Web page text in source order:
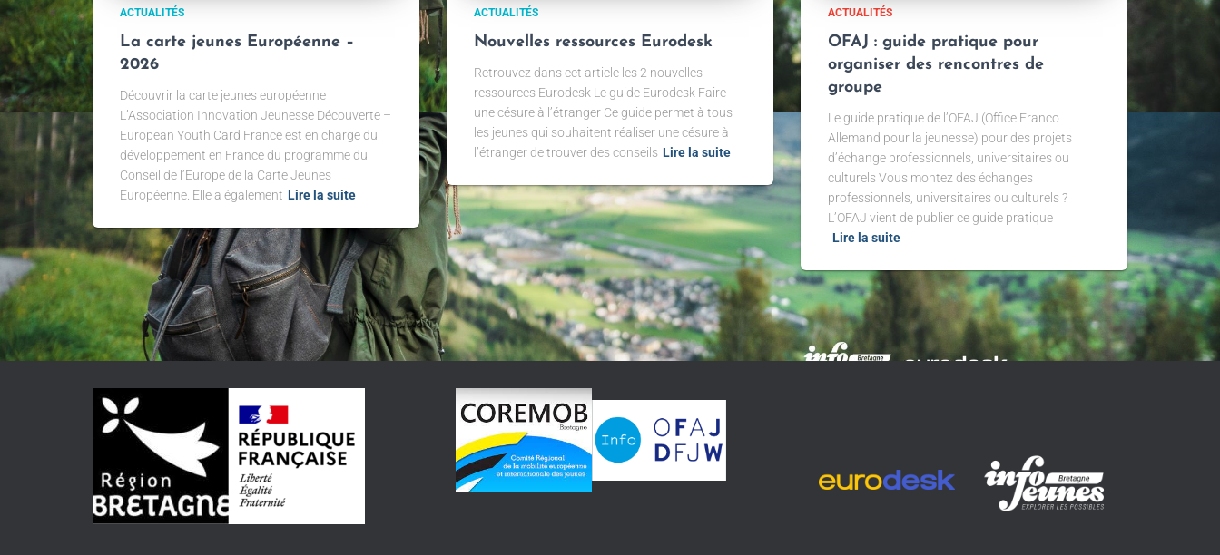
ACTUALITÉS
La carte jeunes Européenne –
2026
Découvrir la carte jeunes européenne
L’Association Innovation Jeunesse Découverte –
European Youth Card France est en charge du
développement en France du programme du
Conseil de l’Europe de la Carte Jeunes
Européenne. Elle a également Lire la suite
ACTUALITÉS
Nouvelles ressources Eurodesk
Retrouvez dans cet article les 2 nouvelles
ressources Eurodesk Le guide Eurodesk Faire
une césure à l’étranger Ce guide permet à tous
les jeunes qui souhaitent réaliser une césure à
l’étranger de trouver des conseils Lire la suite
ACTUALITÉS
OFAJ : guide pratique pour
organiser des rencontres de
groupe
Le guide pratique de l’OFAJ (Office Franco
Allemand pour la jeunesse) pour des projets
d’échange professionnels, universitaires ou
culturels Vous montez des échanges
professionnels, universitaires ou culturels ?
L’OFAJ vient de publier ce guide pratique
Lire la suite